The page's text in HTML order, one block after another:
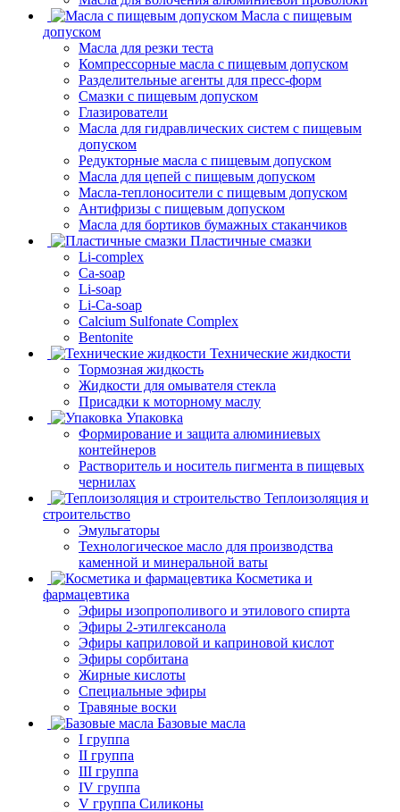
Масла с пищевым
допуском
Масла для резки теста
Компрессорные масла с пищевым допуском
Разделительные агенты для пресс-форм
Смазки с пищевым допуском
Глазирователи
Масла для гидравлических систем с пищевым
допуском
Редукторные масла с пищевым допуском
Масла для цепей с пищевым допуском
Масла-теплоносители с пищевым допуском
Антифризы с пищевым допуском
Масла для бортиков бумажных стаканчиков
Пластичные смазки
Li-complex
Ca-soap
Li-soap
Li-Ca-soap
Calcium Sulfonate Complex
Bentonite
Технические жидкости
Тормозная жидкость
Жидкости для омывателя стекла
Присадки к моторному маслу
Упаковка
Формирование и защита алюминиевых
контейнеров
Растворитель и носитель пигмента в пищевых
чернилах
Теплоизоляция и
строительство
Эмульгаторы
Технологическое масло для производства
каменной и минеральной ваты
Косметика и
фармацевтика
Эфиры изопрополивого и этилового спирта
Эфиры 2-этилгексанола
Эфиры каприловой и каприновой кислот
Эфиры сорбитана
Жирные кислоты
Специальные эфиры
Травяные воски
Базовые масла
I группа
II группа
III группа
IV группа
V группа Силиконы